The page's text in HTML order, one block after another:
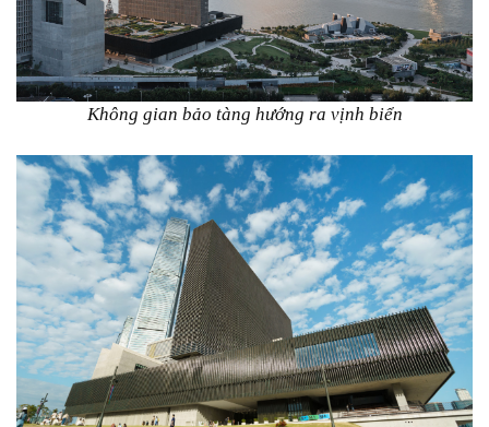
Không gian bảo tàng hướng ra vịnh biển